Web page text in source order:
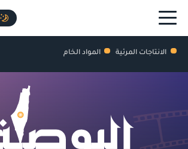
الانتاجات المرئية المواد الخام